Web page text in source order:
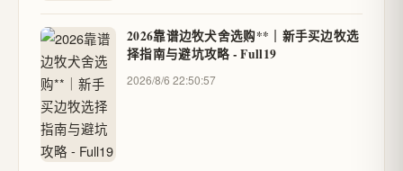
2026靠谱边牧犬舍选购**｜新手买边牧选
择指南与避坑攻略 - Full19
2026/8/6 22:50:57